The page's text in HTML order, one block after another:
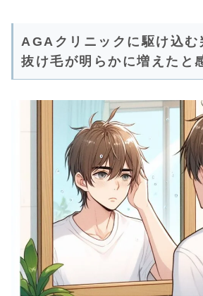
AGAクリニックに駆け込
抜け毛が明らかに増えたと